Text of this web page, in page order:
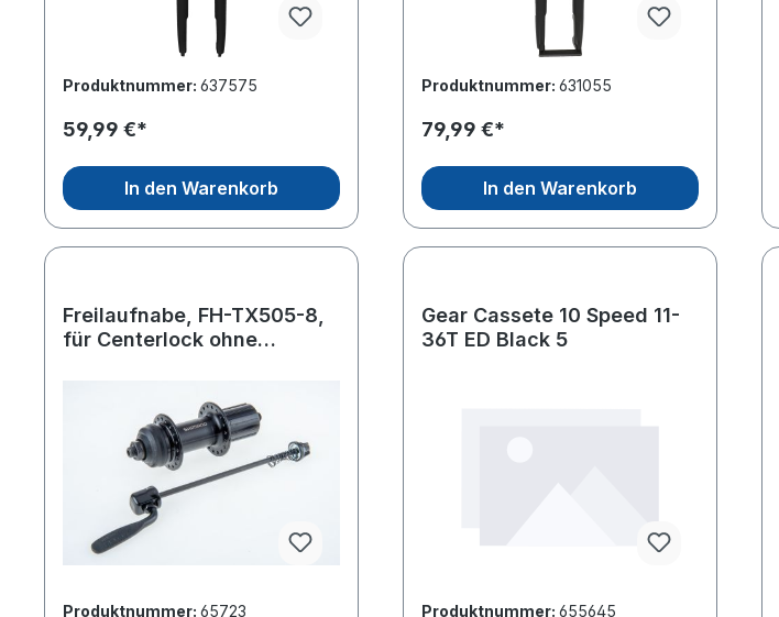
Produktnummer: 637575
59,99 €*
In den Warenkorb
Produktnummer: 631055
79,99 €*
In den Warenkorb
Freilaufnabe, FH-TX505-8,
für Centerlock ohne
Produktnummer: 65723
Gear Cassete 10 Speed 11-
36T ED Black 5
Produktnummer: 655645